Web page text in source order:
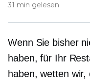
31 min gelesen
Wenn Sie bisher
haben, für Ihr
haben, wetten